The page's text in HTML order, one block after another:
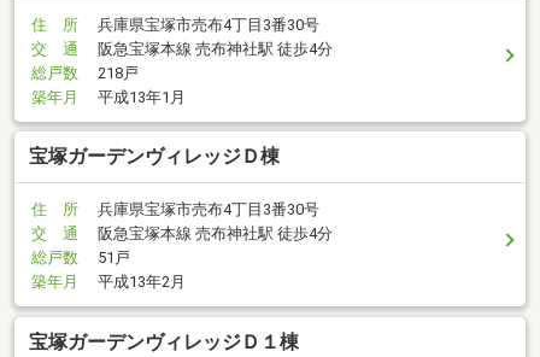
住 所
兵庫県宝塚市売布4丁目3番30号
交 通
阪急宝塚本線 売布神社駅 徒歩4分
総戸数
218戸
築年月
平成13年1月
宝塚ガーデンヴィレッジＤ棟
住 所
兵庫県宝塚市売布4丁目3番30号
交 通
阪急宝塚本線 売布神社駅 徒歩4分
総戸数
51戸
築年月
平成13年2月
宝塚ガーデンヴィレッジＤ１棟